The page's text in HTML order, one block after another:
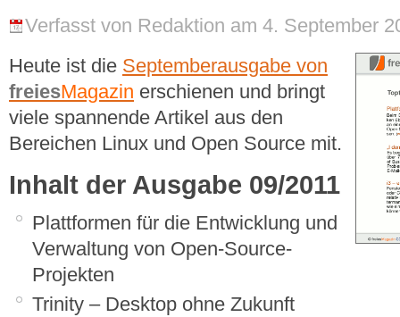
Verfasst von Redaktion am 4. September
Heute ist die Septemberausgabe von
freiesMagazin erschienen und bringt
viele spannende Artikel aus den
Bereichen Linux und Open Source mit.
Inhalt der Ausgabe 09/2011
Plattformen für die Entwicklung und
Verwaltung von Open-Source-
Projekten
Trinity – Desktop ohne Zukunft